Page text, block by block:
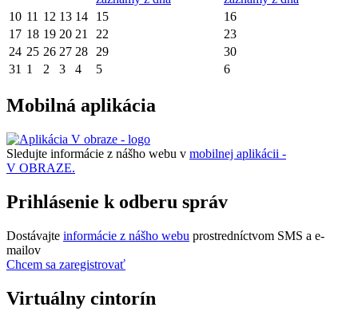
10 11 12 13 14 15
16
17 18 19 20 21 22
23
24 25 26 27 28 29
30
31 1 2 3 4 5 6
Mobilná aplikácia
Sledujte informácie z nášho webu v mobilnej aplikácii -
V OBRAZE.
Prihlásenie k odberu správ
Dostávajte informácie z nášho webu prostredníctvom SMS a e-
mailov
Chcem sa zaregistrovať
Virtuálny cintorín